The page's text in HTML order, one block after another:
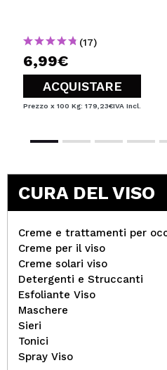
(17)
6,99€
ACQUISTARE
Prezzo x 100 Kg: 179,23€IVA Incl.
CURA DEL VISO
Creme e trattamenti per
Creme per il viso
Creme solari viso
Detergenti e Struccanti
Esfoliante Viso
Maschere
Sieri
Tonici
Spray Viso